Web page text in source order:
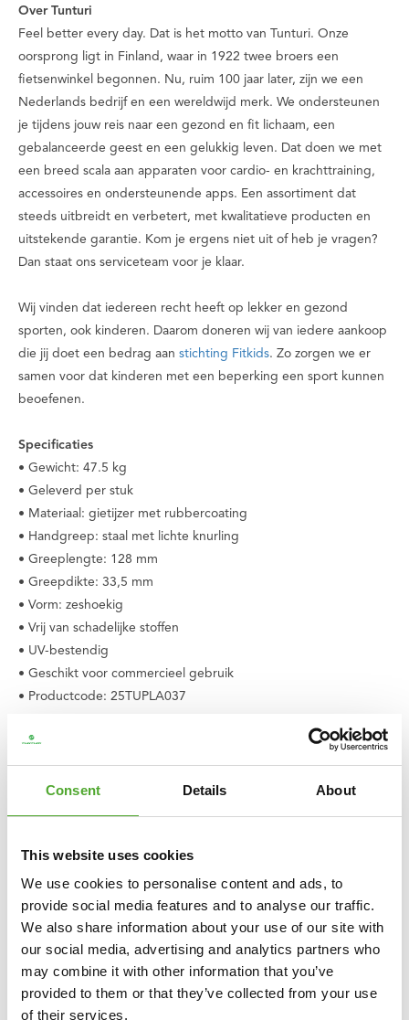
Consent Details About
This website uses cookies
We use cookies to personalise content and ads, to
provide social media features and to analyse our traffic.
We also share information about your use of our site with
our social media, advertising and analytics partners who
may combine it with other information that you’ve
provided to them or that they’ve collected from your use
of their services.
Over Tunturi
Feel better every day. Dat is het motto van Tunturi. Onze
oorsprong ligt in Finland, waar in 1922 twee broers een
fietsenwinkel begonnen. Nu, ruim 100 jaar later, zijn we een
Nederlands bedrijf en een wereldwijd merk. We ondersteunen
je tijdens jouw reis naar een gezond en fit lichaam, een
gebalanceerde geest en een gelukkig leven. Dat doen we met
een breed scala aan apparaten voor cardio- en krachttraining,
accessoires en ondersteunende apps. Een assortiment dat
steeds uitbreidt en verbetert, met kwalitatieve producten en
uitstekende garantie. Kom je ergens niet uit of heb je vragen?
Dan staat ons serviceteam voor je klaar.
Wij vinden dat iedereen recht heeft op lekker en gezond
sporten, ook kinderen. Daarom doneren wij van iedere aankoop
die jij doet een bedrag aan stichting Fitkids. Zo zorgen we er
samen voor dat kinderen met een beperking een sport kunnen
beoefenen.
Specificaties
• Gewicht: 47.5 kg
• Geleverd per stuk
• Materiaal: gietijzer met rubbercoating
• Handgreep: staal met lichte knurling
• Greeplengte: 128 mm
• Greepdikte: 33,5 mm
• Vorm: zeshoekig
• Vrij van schadelijke stoffen
• UV-bestendig
• Geschikt voor commercieel gebruik
• Productcode: 25TUPLA037